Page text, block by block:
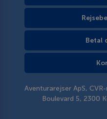
Betal
Aventurarejser ApS,
Boulevard 5, 2300